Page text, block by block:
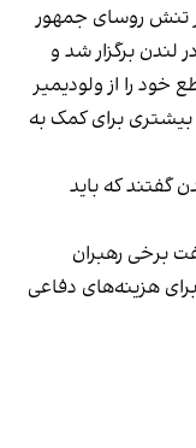
تنش روسای جمهور
لندن برگزار شد و
خود را از ولودیمیر
بیشتری برای کمک به
گفتندکه باید
برخی رهبران
هزینه‌های دفاعی